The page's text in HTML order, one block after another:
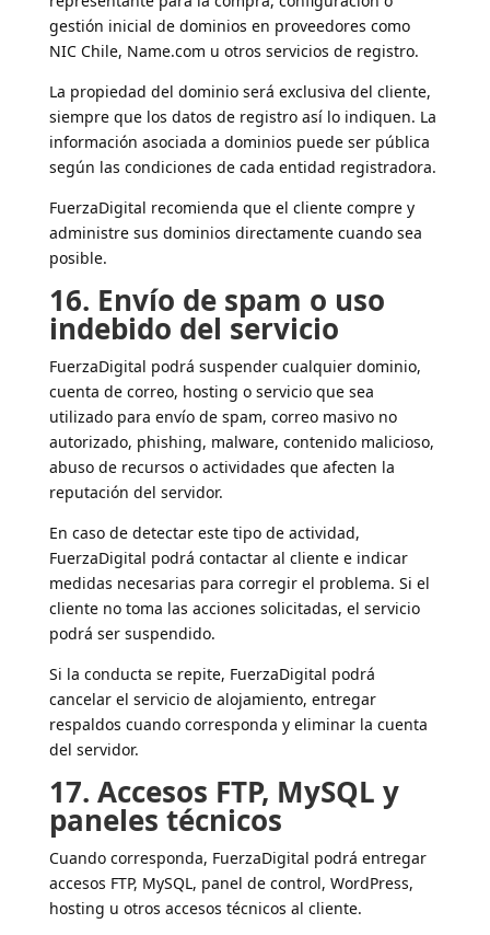
gestión inicial de dominios en proveedores como
NIC Chile, Name.com u otros servicios de registro.
La propiedad del dominio será exclusiva del cliente,
siempre que los datos de registro así lo indiquen. La
información asociada a dominios puede ser pública
según las condiciones de cada entidad registradora.
FuerzaDigital recomienda que el cliente compre y
administre sus dominios directamente cuando sea
posible.
16. Envío de spam o uso
indebido del servicio
FuerzaDigital podrá suspender cualquier dominio,
cuenta de correo, hosting o servicio que sea
utilizado para envío de spam, correo masivo no
autorizado, phishing, malware, contenido malicioso,
abuso de recursos o actividades que afecten la
reputación del servidor.
En caso de detectar este tipo de actividad,
FuerzaDigital podrá contactar al cliente e indicar
medidas necesarias para corregir el problema. Si el
cliente no toma las acciones solicitadas, el servicio
podrá ser suspendido.
Si la conducta se repite, FuerzaDigital podrá
cancelar el servicio de alojamiento, entregar
respaldos cuando corresponda y eliminar la cuenta
del servidor.
17. Accesos FTP, MySQL y
paneles técnicos
Cuando corresponda, FuerzaDigital podrá entregar
accesos FTP, MySQL, panel de control, WordPress,
hosting u otros accesos técnicos al cliente.